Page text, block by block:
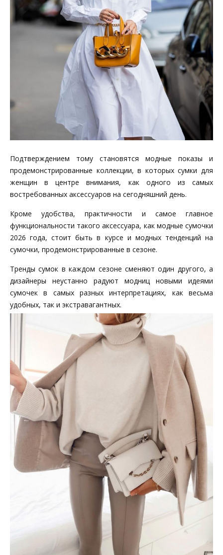
Подтверждением тому становятся модные показы и
продемонстрированные коллекции, в которых сумки для
женщин в центре внимания, как одного из самых
востребованных аксессуаров на сегодняшний день.
Кроме удобства, практичности и самое главное
функциональности такого аксессуара, как модные сумочки
2026 года, стоит быть в курсе и модных тенденций на
сумочки, продемонстрированные в сезоне.
Тренды сумок в каждом сезоне сменяют один другого, а
дизайнеры неустанно радуют модниц новыми идеями
сумочек в самых разных интерпретациях, как весьма
удобных, так и экстравагантных.